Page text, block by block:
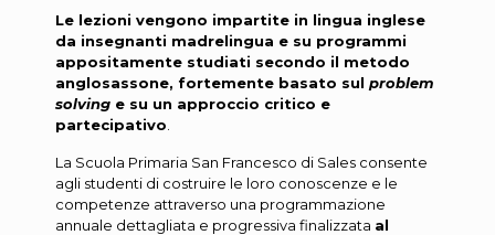
Le lezioni vengono impartite in lingua inglese
da insegnanti madrelingua e su programmi
appositamente studiati secondo il metodo
anglosassone, fortemente basato sul problem
solvinge su un approccio critico e
partecipativo
La Scuola Primaria San Francesco di Sales consente
agli studenti di costruire le loro conoscenze e le
competenze attraverso una programmazione
annuale dettagliata e progressiva finalizzata al